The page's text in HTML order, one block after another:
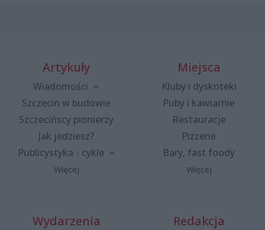
Artykuły
Wiadomości
Szczecin w budowie
Szczecińscy pionierzy
Jak jedziesz?
Publicystyka - cykle
Więcej
Miejsca
Kluby i dyskoteki
Puby i kawiarnie
Restauracje
Pizzerie
Bary, fast foody
Więcej
Wydarzenia Redakcja